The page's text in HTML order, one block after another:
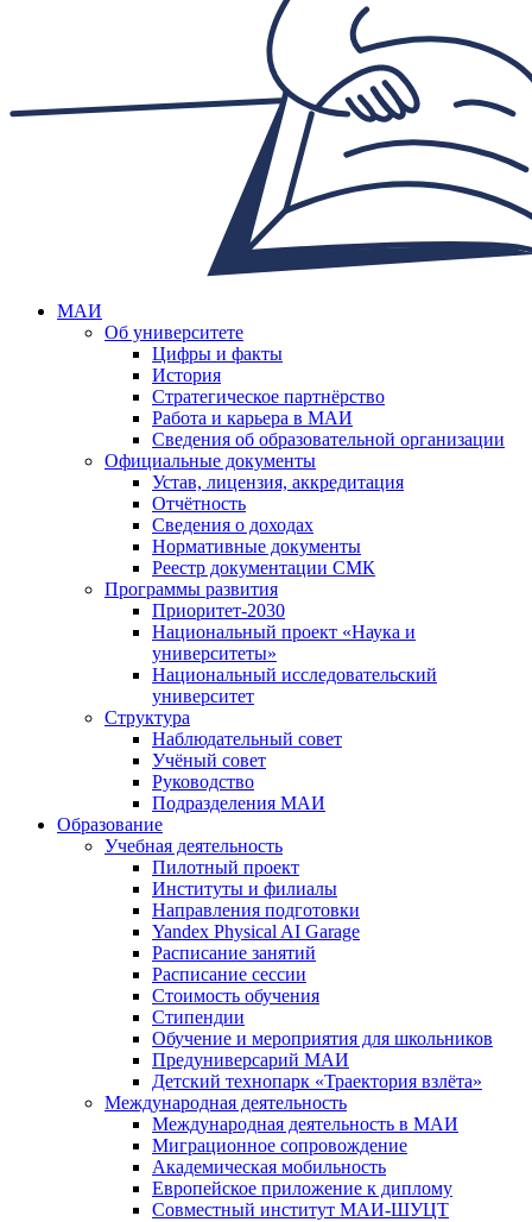
МАИ
Об университете
Цифры и факты
История
Стратегическое партнёрство
Работа и карьера в МАИ
Сведения об образовательной организации
Официальные документы
Устав, лицензия, аккредитация
Отчётность
Сведения о доходах
Нормативные документы
Реестр документации СМК
Программы развития
Приоритет-2030
Национальный проект «Наука и
университеты»
Национальный исследовательский
университет
Структура
Наблюдательный совет
Учёный совет
Руководство
Подразделения МАИ
Образование
Учебная деятельность
Пилотный проект
Институты и филиалы
Направления подготовки
Yandex Physical AI Garage
Расписание занятий
Расписание сессии
Стоимость обучения
Стипендии
Обучение и мероприятия для школьников
Предуниверсарий МАИ
Детский технопарк «Траектория взлёта»
Международная деятельность
Международная деятельность в МАИ
Миграционное сопровождение
Академическая мобильность
Европейское приложение к диплому
Совместный институт МАИ-ШУЦТ